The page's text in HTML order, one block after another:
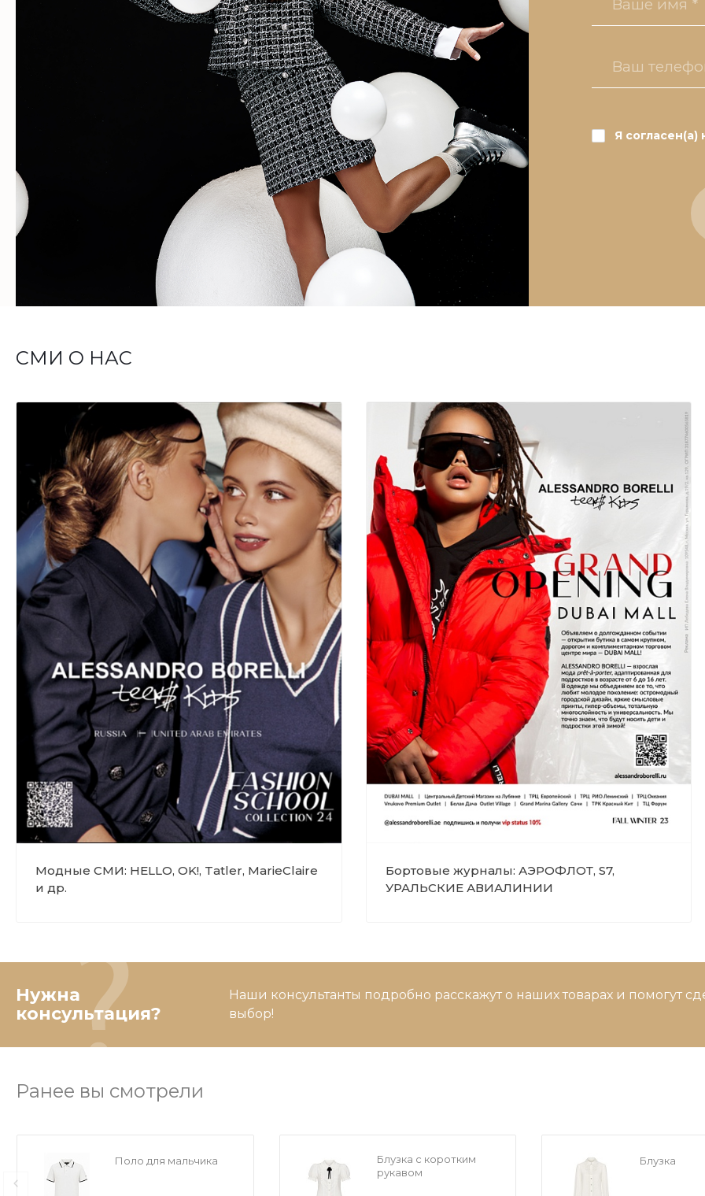
Я согласен(а)
СМИ О НАС
Модные СМИ: HELLO, OK!, Tatler, MarieClaire
и др.
Бортовые журналы: АЭРОФЛОТ, S7,
УРАЛЬСКИЕ АВИАЛИНИИ
Нужна
консультация?
Наши консультанты подробно расскажут о наших товарах и помогут
выбор!
Ранее вы смотрели
Поло для мальчика
Блузка с коротким
рукавом
Блузка